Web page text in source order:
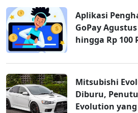
Aplikasi
GoPay
hingga Rp 100
Mitsubishi
Diburu,
Evolution